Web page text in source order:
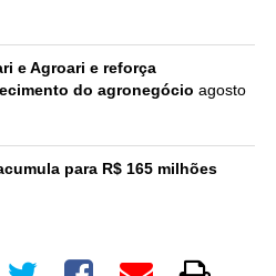
e Agroari e reforça
do agronegócio agosto
para R$ 165 milhões